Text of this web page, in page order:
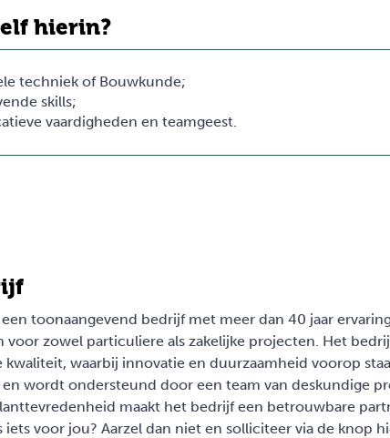
hierin?
techniek of Bouwkunde;
skills;
vaardigheden en teamgeest.
toonaangevend bedrijf met meer dan 40 jaar
zowel particuliere als zakelijke projecten. Het
kwaliteit, waarbij innovatie en duurzaamheid voorop
wordt ondersteund door een team van deskundige
maakt het bedrijf een betrouwbare
iets voor jou? Aarzel dan niet en solliciteer via de knop